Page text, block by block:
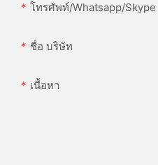
โทรศัพท์/whatsapp/skype
ชื่อ บริษัท
เนื้อหา